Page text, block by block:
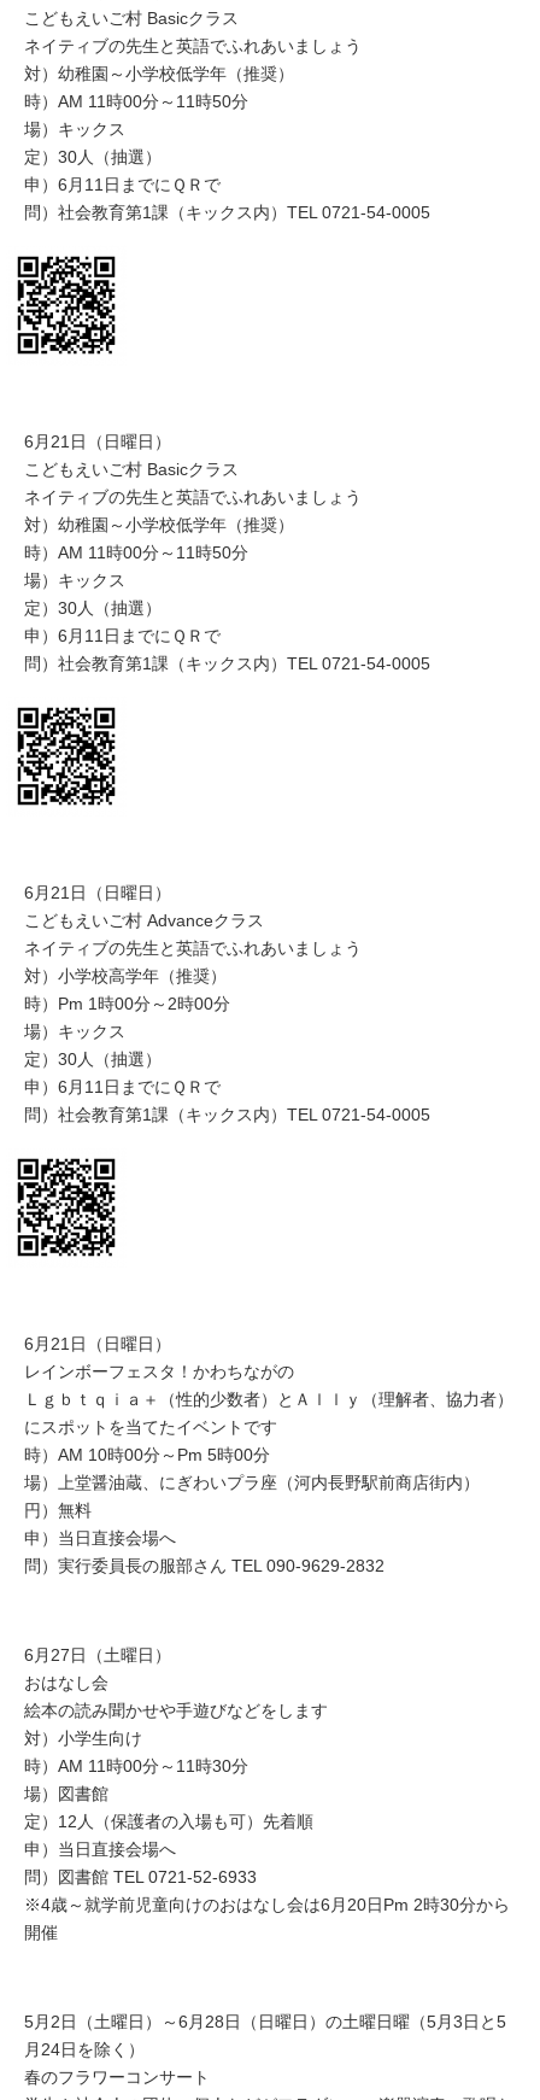
こどもえいご村 Basicクラス
ネイティブの先生と英語でふれあいましょう
対）幼稚園～小学校低学年（推奨）
時）AM 11時00分～11時50分
場）キックス
定）30人（抽選）
申）6月11日までにＱＲで
問）社会教育第1課（キックス内）TEL 0721-54-0005
6月21日（日曜日）
こどもえいご村 Basicクラス
ネイティブの先生と英語でふれあいましょう
対）幼稚園～小学校低学年（推奨）
時）AM 11時00分～11時50分
場）キックス
定）30人（抽選）
申）6月11日までにＱＲで
問）社会教育第1課（キックス内）TEL 0721-54-0005
6月21日（日曜日）
こどもえいご村 Advanceクラス
ネイティブの先生と英語でふれあいましょう
対）小学校高学年（推奨）
時）Pm 1時00分～2時00分
場）キックス
定）30人（抽選）
申）6月11日までにＱＲで
問）社会教育第1課（キックス内）TEL 0721-54-0005
6月21日（日曜日）
レインボーフェスタ！かわちながの
Ｌｇｂｔｑｉａ＋（性的少数者）とＡｌｌｙ（理解者、協力者）
にスポットを当てたイベントです
時）AM 10時00分～Pm 5時00分
場）上堂醤油蔵、にぎわいプラ座（河内長野駅前商店街内）
円）無料
申）当日直接会場へ
問）実行委員長の服部さん TEL 090-9629-2832
6月27日（土曜日）
おはなし会
絵本の読み聞かせや手遊びなどをします
対）小学生向け
時）AM 11時00分～11時30分
場）図書館
定）12人（保護者の入場も可）先着順
申）当日直接会場へ
問）図書館 TEL 0721-52-6933
※4歳～就学前児童向けのおはなし会は6月20日Pm 2時30分から
開催
5月2日（土曜日）～6月28日（日曜日）の土曜日曜（5月3日と5
月24日を除く）
春のフラワーコンサート